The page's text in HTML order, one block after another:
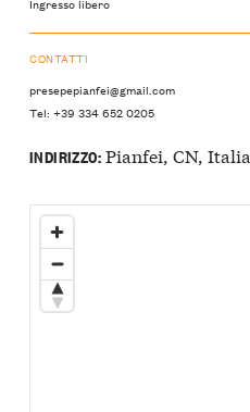
CONTATTI
presepepianfei@gmail.com
Tel: +39 334 652 0205
INDIRIZZO:Pianfei, CN, Italia